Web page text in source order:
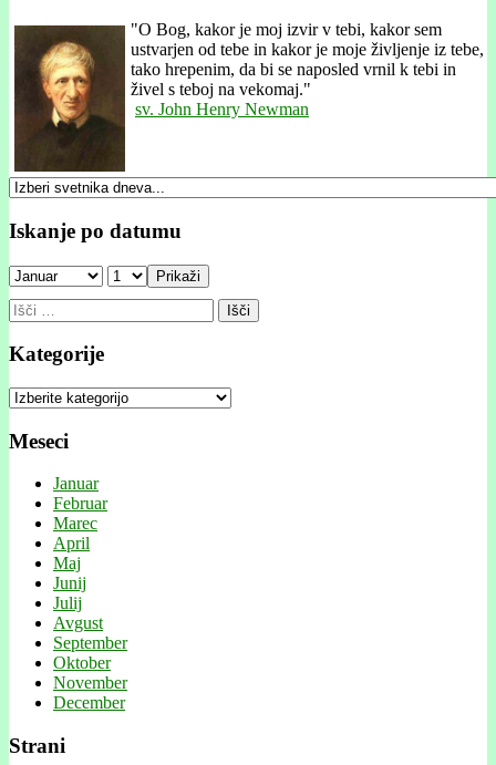
"O Bog, kakor je moj izvir v tebi, kakor sem
ustvarjen od tebe in kakor je moje življenje iz tebe,
tako hrepenim, da bi se naposled vrnil k tebi in
živel s teboj na vekomaj."
sv. John Henry Newman
Iskanje po datumu
Prikaži
Išči:
Kategorije
Kategorije
Meseci
Januar
Februar
Marec
April
Maj
Junij
Julij
Avgust
September
Oktober
November
December
Strani